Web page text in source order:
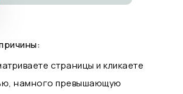
страницы и кликаете
намного превышающую